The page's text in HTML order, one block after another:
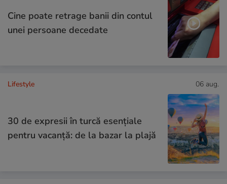
Cine poate retrage banii din contul
unei persoane decedate
Lifestyle 06 aug.
30 de expresii în turcă esențiale
pentru vacanță: de la bazar la plajă